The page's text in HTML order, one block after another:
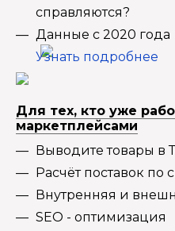
справляются?
Данные с 2020 года
Узнать подробнее
Для тех, кто уже
маркетплейсами
Выводите товары в
Расчёт поставок по
Внутренняя и
SEO - оптимизация